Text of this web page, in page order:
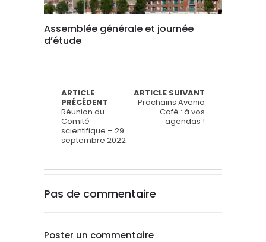
Assemblée générale et journée
d’étude
ARTICLE
PRÉCÉDENT
Réunion du
Comité
scientifique – 29
septembre 2022
ARTICLE SUIVANT
Prochains Avenio
Café : à vos
agendas !
Pas de commentaire
Poster un commentaire